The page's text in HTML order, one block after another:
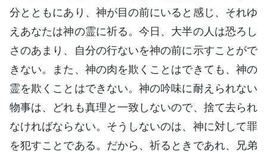
分とともにあり、神が目の前にいると感じ、それゆ
えあなたは神の霊に祈る。今日、大半の人は恐ろし
さのあまり、自分の行ないを神の前に示すことがで
きない。また、神の肉を欺くことはできても、神の
霊を欺くことはできない。神の吟味に耐えられない
物事は、どれも真理と一致しないので、捨て去られ
なければならない。そうしないのは、神に対して罪
を犯すことである。だから、祈るときであれ、兄弟